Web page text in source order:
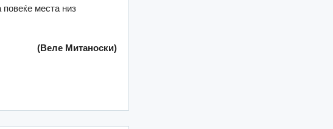
повеќе места низ
(Веле Митаноски)